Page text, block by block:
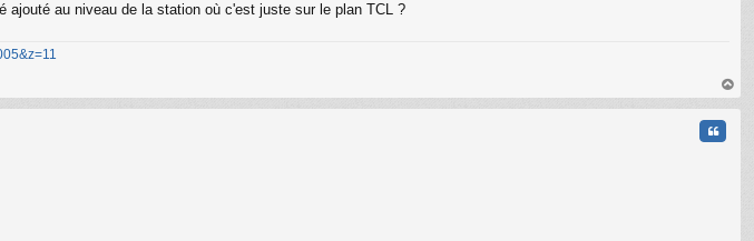
au niveau de la station où c'est juste sur le plan TCL ?
au